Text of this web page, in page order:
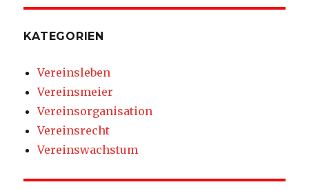
KATEGORIEN
Vereinsleben
Vereinsmeier
Vereinsorganisation
Vereinsrecht
Vereinswachstum